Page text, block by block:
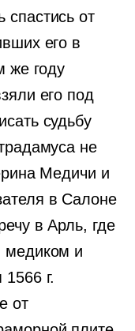
спастись от
его в
же году
его под
судьбу
не
Медичи и
в Салоне
в Арль, где
медиком и
г.
от